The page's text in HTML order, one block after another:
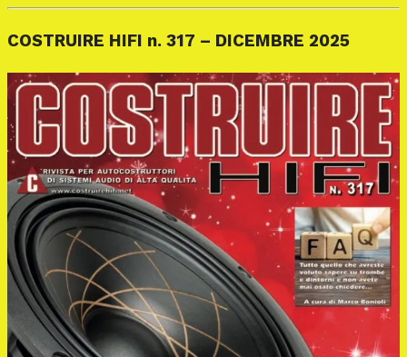
COSTRUIRE HIFI n. 317 – DICEMBRE 2025